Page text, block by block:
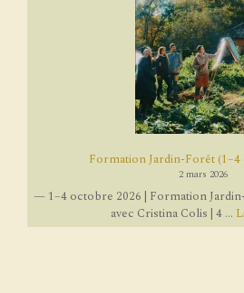
Formation Jardin-Forêt
2 mars 2026
— 1–4 octobre 2026 | Formation
avec Cristina Colis | 4 ...